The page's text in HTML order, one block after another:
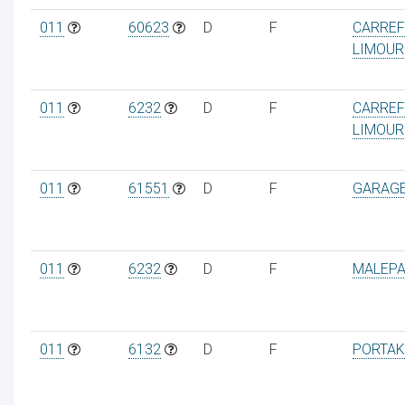
011 60623 D F
011 6232 D F
011 61551 D F
011 6232 D F
011 6132 D F